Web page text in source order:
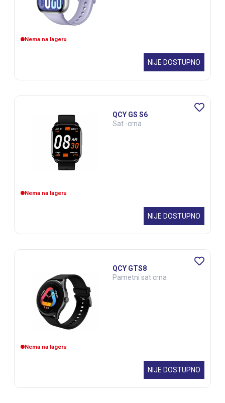
Nema na lageru
NIJE DOSTUPNO
Nema na lageru
QCY GS S6
Sat -crna
NIJE DOSTUPNO
Nema na lageru
QCY GTS8
Pametni sat crna
NIJE DOSTUPNO